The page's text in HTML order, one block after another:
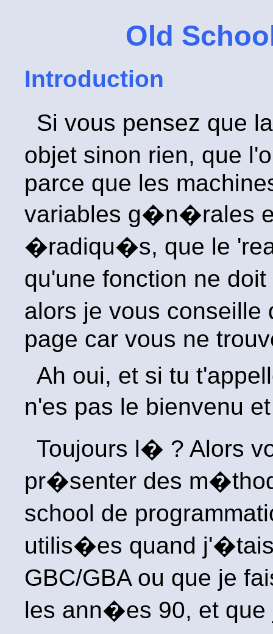
Old
Introduction
Si vous pensez que
objet sinon rien, que
parce que les
variables g�n�rales
�radiqu�s, que le
qu'une fonction ne
alors je vous
page car vous ne
Ah oui, et si tu
n'es pas le bienvenu
Toujours l� ? Alors
pr�senter des
school de
utilis�es quand
GBC/GBA ou que je
les ann�es 90, et que